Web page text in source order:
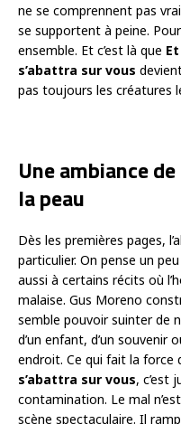
ne se comprennent pas
se supportent à peine.
ensemble. Et c’est là que
s’abattra sur vous
pas toujours les créatures
Une ambiance
la peau
Dès les premières pages,
particulier. On pense un
aussi à certains récits où
malaise. Gus Moreno
semble pouvoir suinter de
d’un enfant, d’un souvenir
endroit. Ce qui fait la force
s’abattra sur vous, c’est
contamination. Le mal
scène spectaculaire. Il